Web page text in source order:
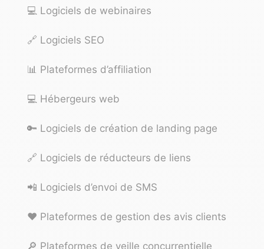
💻 Logiciels de webinaires
🔗 Logiciels SEO
📊 Plateformes d’affiliation
💻 Hébergeurs web
🔑 Logiciels de création de landing page
🔗 Logiciels de réducteurs de liens
📲 Logiciels d’envoi de SMS
❤️ Plateformes de gestion des avis clients
🔎 Plateformes de veille concurrentielle